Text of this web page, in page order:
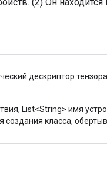
дескриптор
List<String> имя
класса,